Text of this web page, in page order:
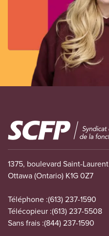
Image
1375, boulevard Saint-Laurent
Ottawa (Ontario) K1G 0Z7
Téléphone :(613) 237-1590
Télécopieur :(613) 237-5508
Sans frais :(844) 237-1590